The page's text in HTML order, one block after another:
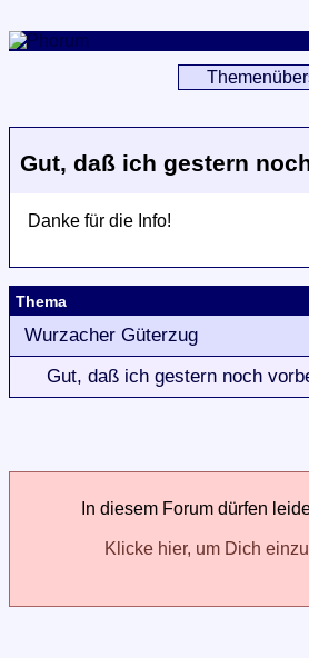
Gut, daß ich gestern
Danke für die Info!
Thema
Wurzacher Güterzug
Gut, daß ich gestern noch
In diesem Forum dürfen
Klicke hier, um Dich